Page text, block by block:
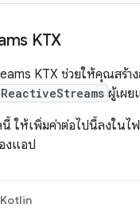
KTX
KTX ช่วยให้คุณสร้า
ReactiveStreams ผู้เผย
นี้ ให้เพิ่มค่าต่อไปนี้ลงในไ
งแอป
Kotlin